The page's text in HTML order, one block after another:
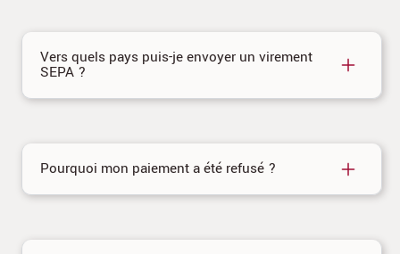
Vers quels pays puis-je envoyer un virement
SEPA ?
Pourquoi mon paiement a été refusé ?